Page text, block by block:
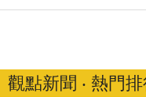
觀點新聞 ‧ 熱門